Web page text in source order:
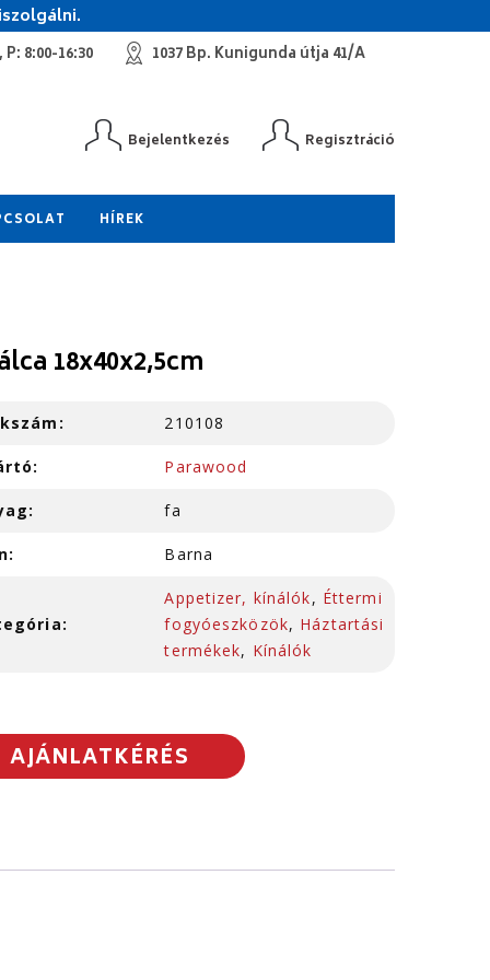
8:00-16:30 1037 Bp. Kunigunda útja 41/A
Bejelentkezés Regisztráció
HÍREK
18x40x2,5cm
210108
Parawood
fa
Barna
Appetizer, kínálók, Éttermi
fogyóeszközök, Háztartási
termékek, Kínálók
AJÁNLATKÉRÉS